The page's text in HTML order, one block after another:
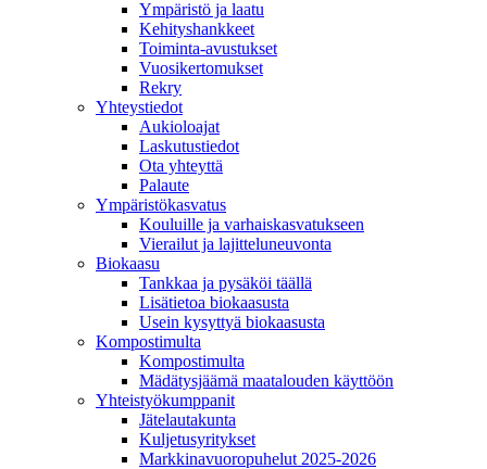
Ympäristö ja laatu
Kehityshankkeet
Toiminta-avustukset
Vuosikertomukset
Rekry
Yhteystiedot
Aukioloajat
Laskutustiedot
Ota yhteyttä
Palaute
Ympäristökasvatus
Kouluille ja varhaiskasvatukseen
Vierailut ja lajitteluneuvonta
Biokaasu
Tankkaa ja pysäköi täällä
Lisätietoa biokaasusta
Usein kysyttyä biokaasusta
Kompostimulta
Kompostimulta
Mädätysjäämä maatalouden käyttöön
Yhteistyökumppanit
Jätelautakunta
Kuljetusyritykset
Markkinavuoropuhelut 2025-2026